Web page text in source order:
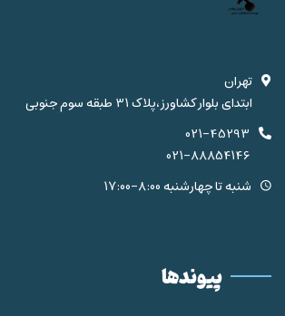
تهران
ابتدای بلوار کشاورز،پلاک 31 طبقه سوم جنوبی
021-45293
021-88854146
شنبه تا چهارشنبه 8:00-17:00
پیوندها